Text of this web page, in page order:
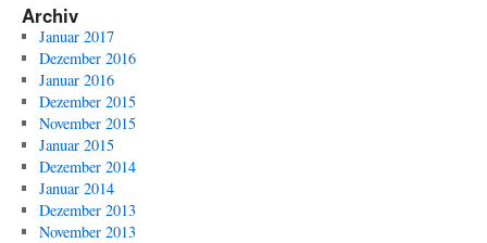
Archiv
Januar 2017
Dezember 2016
Januar 2016
Dezember 2015
November 2015
Januar 2015
Dezember 2014
Januar 2014
Dezember 2013
November 2013